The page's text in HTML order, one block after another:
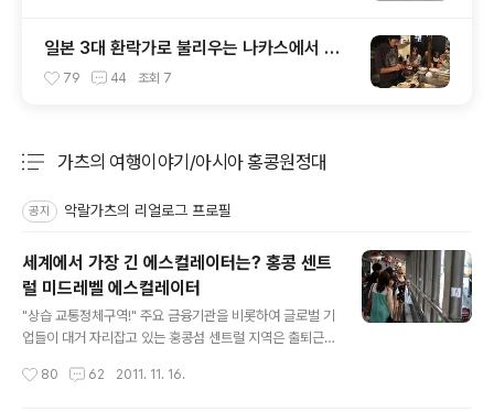
일본 3대 환락가로 불리우는 나카스에서 만
난 포장마차 야타이
79 44 조회 7
가츠의 여행이야기/아시아 홍콩원정대
공지 악랄가츠의 리얼로그 프로필
세계에서 가장 긴 에스컬레이터는? 홍콩 센트
럴 미드레벨 에스컬레이터
"상습 교통정체구역!" 주요 금융기관을 비롯하여 글로벌 기
업들이 대거 자리잡고 있는 홍콩섬 센트럴 지역은 출퇴근
트럴부터 고급 주택단지가 밀집하여 있는 미드레벨 구간이
80 62 2011. 11. 16.